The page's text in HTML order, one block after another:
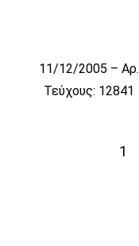
11/12/2005 – Αρ.
Τεύχους: 12841
1